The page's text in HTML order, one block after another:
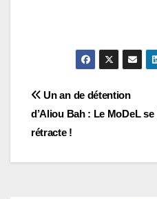
Navigation
de
l’article
Un an de détention
d’Aliou Bah : Le MoDeL se
rétracte !